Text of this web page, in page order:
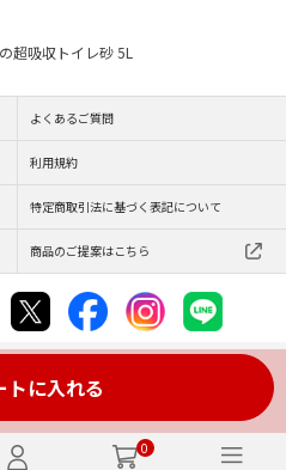
0
トに入れる
超吸収トイレ砂 5L
よくあるご質問
利用規約
特定商取引法に基づく表記について
商品のご提案はこちら